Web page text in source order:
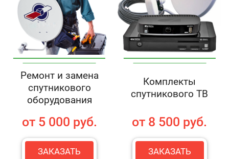
Ремонт и замена
спутникового
оборудования
от 5 000 руб.
ЗАКАЗАТЬ
Комплекты
спутникового ТВ
от 8 500 руб.
ЗАКАЗАТЬ